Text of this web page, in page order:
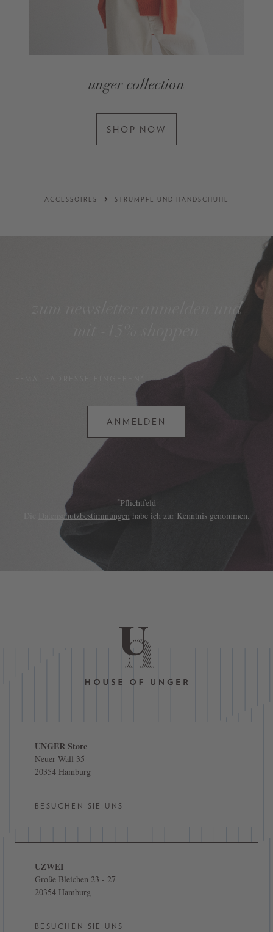
unger collection
SHOP NOW
ACCESSOIRES STRÜMPFE UND HANDSCHUHE
zum newsletter anmelden und
ANMELDEN
*Pflichtfeld
Datenschutzbestimmungen habe ich zur Kenntnis genommen.
UNGER Store
Neuer Wall 35
20354 Hamburg
BESUCHEN SIE UNS
UZWEI
Große Bleichen 23 - 27
20354 Hamburg
BESUCHEN SIE UNS